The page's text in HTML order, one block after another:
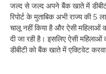
जल्द से जल्द अपने बैंक खाते में
रिपोर्ट के मुताबिक अभी राज्य की 5
चालू नहीं किया है और ऐसी महिलाओं
दी जा रही है। इसलिए ऐसी
डीबीटी को बैंक खाते में एक्टिवेट